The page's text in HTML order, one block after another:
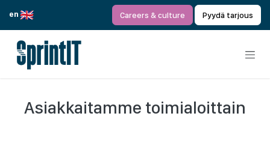
en
Careers & culture Pyydä tarjous
Asiakkaitamme toimialoittain